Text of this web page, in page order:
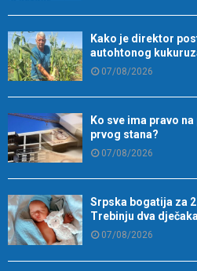
Kako je direktor
autohtonog
07/08/2026
Ko sve ima pravo
prvog stana?
07/08/2026
Srpska bogatija za
Trebinju dva
07/08/2026